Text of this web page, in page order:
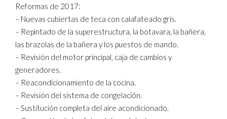
Reformas de 2017:
– Nuevas cubiertas de teca con calafateado gris.
– Repintado de la superestructura, la botavara, la bañera,
las brazolas de la bañera y los puestos de mando.
– Revisión del motor principal, caja de cambios y
generadores.
– Reacondicionamiento de la cocina.
– Revisión del sistema de congelación.
– Sustitución completa del aire acondicionado.